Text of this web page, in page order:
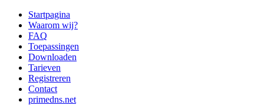
Startpagina
Waarom wij?
FAQ
Toepassingen
Downloaden
Tarieven
Registreren
Contact
primedns.net